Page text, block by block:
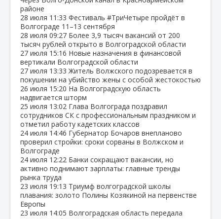
районе
28 июля 11:33 Фестиваль #ТриЧетыре пройдёт в
Волгограде 11–13 сентября
28 июля 09:27 Более 3,9 тысяч вакансий от 200
тысяч рублей открыто в Волгоградской области
27 июля 15:16 Новые назначения в финансовой
вертикали Волгоградской области
27 июля 13:33 Житель Волжского подозревается в
покушении на убийство жены с особой жестокостью
26 июля 15:20 На Волгоградскую область
надвигается шторм
25 июля 13:02 Глава Волгограда поздравил
сотрудников СК с профессиональным праздником и
отметил работу кадетских классов
24 июля 14:46 Губернатор Бочаров внепланово
проверил стройки: сроки сорваны в Волжском и
Волгограде
24 июля 12:22 Банки сокращают вакансии, но
активно поднимают зарплаты: главные тренды
рынка труда
23 июля 19:13 Триумф волгоградской школы
плавания: золото Полины Козякиной на первенстве
Европы
23 июля 14:05 Волгоградская область передала